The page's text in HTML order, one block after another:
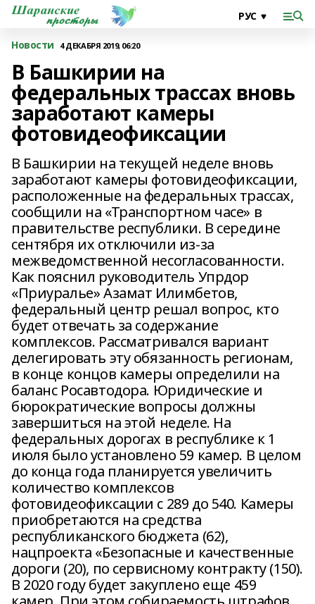
Новости 4 ДЕКАБРЯ 2019, 06:20
В Башкирии на
федеральных трассах вновь
заработают камеры
фотовидеофиксации
В Башкирии на текущей неделе вновь
заработают камеры фотовидеофиксации,
расположенные на федеральных трассах,
сообщили на «Транспортном часе» в
правительстве республики. В середине
сентября их отключили из-за
межведомственной несогласованности.
Как пояснил руководитель Упрдор
«Приуралье» Азамат Илимбетов,
федеральный центр решал вопрос, кто
будет отвечать за содержание
комплексов. Рассматривался вариант
делегировать эту обязанность регионам,
в конце концов камеры определили на
баланс Росавтодора. Юридические и
бюрократические вопросы должны
завершиться на этой неделе. На
федеральных дорогах в республике к 1
июля было установлено 59 камер. В целом
до конца года планируется увеличить
количество комплексов
фотовидеофиксации с 289 до 540. Камеры
приобретаются на средства
республиканского бюджета (62),
нацпроекта «Безопасные и качественные
дороги (20), по сервисному контракту (150).
В 2020 году будет закуплено еще 459